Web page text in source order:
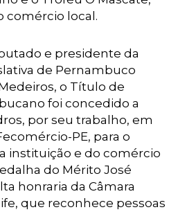
comércio local.
e presidente da
de Pernambuco
o Título de
foi concedido a
por seu trabalho, em
PE, para o
instituição e do comércio
do Mérito José
honraria da Câmara
que reconhece pessoas